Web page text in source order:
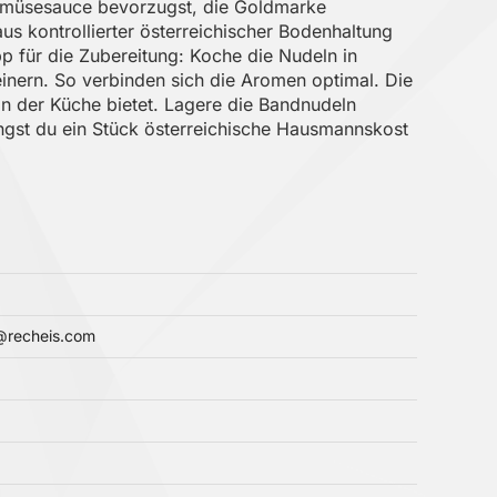
bevorzugst, die Goldmarke
kontrollierter österreichischer Bodenhaltung
für die Zubereitung: Koche die Nudeln in
So verbinden sich die Aromen optimal. Die
der Küche bietet. Lagere die Bandnudeln
du ein Stück österreichische Hausmannskost